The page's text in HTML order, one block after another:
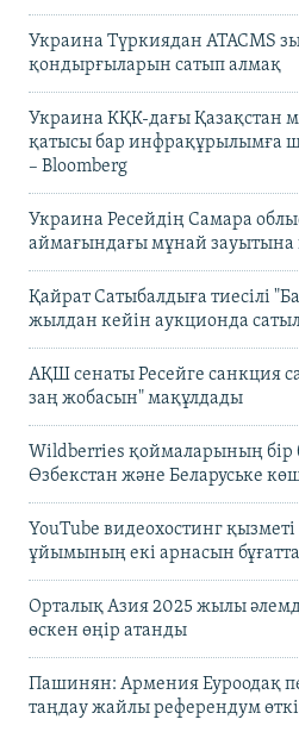
Украина Түркиядан ATACMS
қондырғыларын сатып алмақ
Украина КҚК-дағы Қазақстан
қатысы бар инфрақұрылымға
– Bloomberg
Украина Ресейдің Самара
аймағындағы мұнай
Қайрат Сатыбалдыға тиесілі
жылдан кейін аукционда
АҚШ сенаты Ресейге санкция
заң жобасын" мақұлдады
Wildberries қоймаларының бір
Өзбекстан және Беларуське
YouTube видеохостинг
ұйымының екі арнасын
Орталық Азия 2025 жылы
өскен өңір атанды
Пашинян: Армения Еуроодақ
таңдау жайлы референдум